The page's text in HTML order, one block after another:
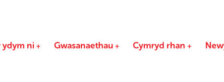
ydym ni Gwasanaethau Cymryd rhan